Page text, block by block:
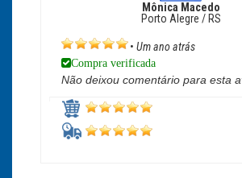
Mônica Macedo
Porto Alegre / RS
• Um ano atrás
Compra verificada
Não deixou comentário para esta